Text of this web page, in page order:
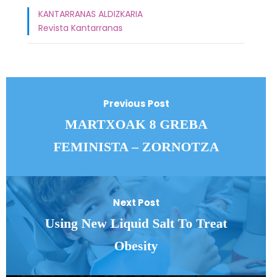
KANTARRANAS ALDIZKARIA
Revista Kantarranas
Previous Post
MARTXOAK 8 GREBA
FEMINISTA – ZORNOTZA
Next Post
Using New Liquid Salt To Treat
Obesity